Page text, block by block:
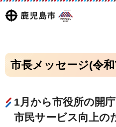
鹿児島
マグ
マシ
市長メッセージ(令
1月から市役所の開
市民サービス向上の